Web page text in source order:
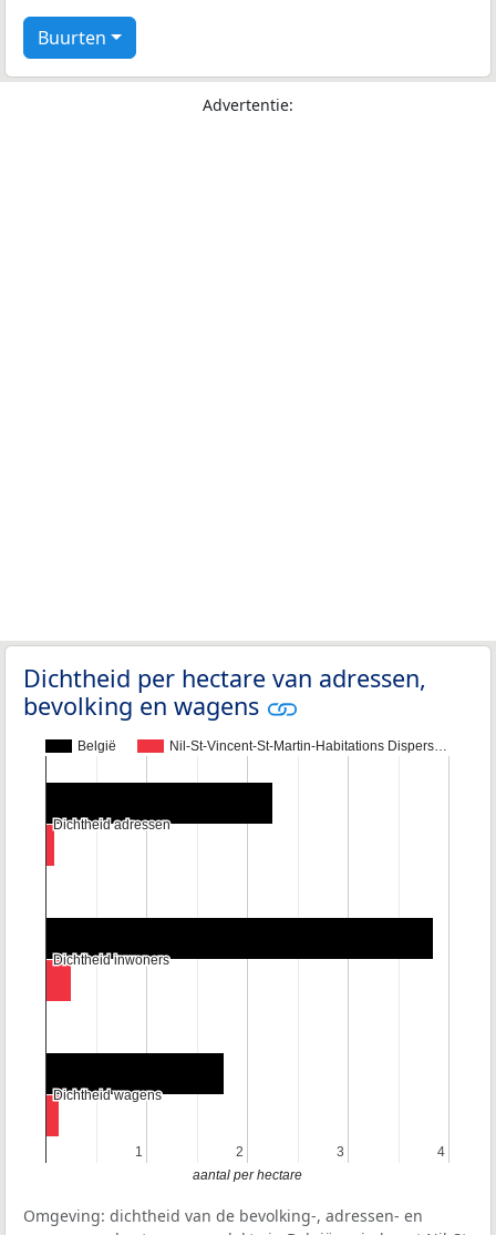
Buurten
Advertentie:
Dichtheid per hectare van adressen,
bevolking en wagens
België Nil-St-Vincent-St-Martin-Habitations Dispers…
1
1 2
2 3
3 4
4
Dichtheid adressen
Dichtheid adressen
Dichtheid inwoners
Dichtheid inwoners
Dichtheid wagens
Dichtheid wagens
aantal per hectare
Omgeving: dichtheid van de bevolking-, adressen- en